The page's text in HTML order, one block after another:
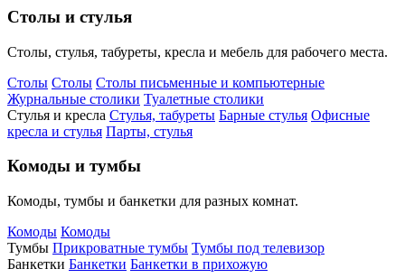
Столы и стулья
Столы, стулья, табуреты, кресла и мебель для рабочего места.
Столы Столы Столы письменные и компьютерные
Журнальные столики Туалетные столики
Стулья и кресла Стулья, табуреты Барные стулья Офисные
кресла и стулья Парты, стулья
Комоды и тумбы
Комоды, тумбы и банкетки для разных комнат.
Комоды Комоды
Тумбы Прикроватные тумбы Тумбы под телевизор
Банкетки Банкетки Банкетки в прихожую